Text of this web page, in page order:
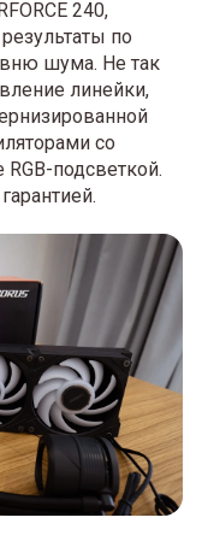
240,
по
шума. Не так
линейки,
со
подсветкой.